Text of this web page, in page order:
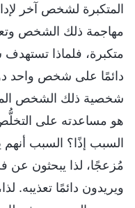
المتكبرة لشخص آخر
مهاجمة ذلك الشخص
متكبرة، فلماذا تستهدف
دائمًا على شخص واحد
شخصية ذلك الشخص
هو مساعدته على
السبب إذًا؟ السبب
مُزعجًا، لذا يبحثون عن
ويريدون دائمًا تعذيبه.